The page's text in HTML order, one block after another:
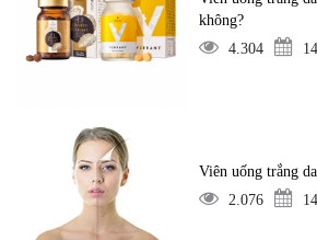
không?
4.304
Viên uống trắng
2.076